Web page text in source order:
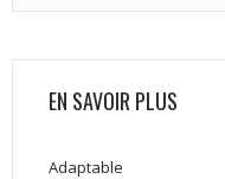
EN SAVOIR PLUS
Adaptable